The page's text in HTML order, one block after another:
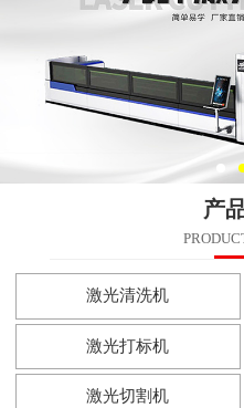
产
激光清洗机
激光打标机
激光切割机